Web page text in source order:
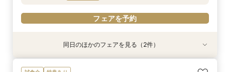
フェアを予約
特典あり
2名様～少人数プラン【送迎付きで安心】一組貸
【遠方の方◎オンライン相談会】スマホで簡単！
同日のほかのフェアを見る（2件）